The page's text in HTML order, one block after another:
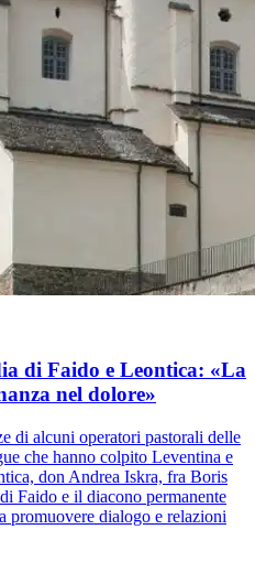
di Faido e Leontica: «La
nel dolore»
di alcuni operatori pastorali delle
che hanno colpito Leventina e
don Andrea Iskra, fra Boris
Faido e il diacono permanente
dialogo e relazioni